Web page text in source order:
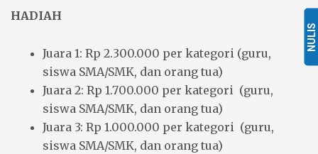
HADIAH
Juara 1: Rp 2.300.000 per kategori (guru,
siswa SMA/SMK, dan orang tua)
Juara 2: Rp 1.700.000 per kategori (guru,
siswa SMA/SMK, dan orang tua)
Juara 3: Rp 1.000.000 per kategori (guru,
siswa SMA/SMK, dan orang tua)
NULIS